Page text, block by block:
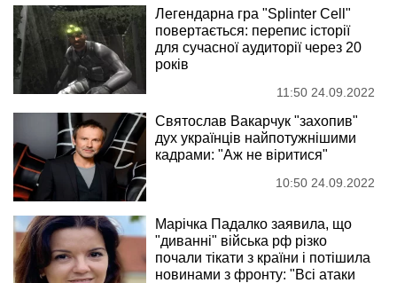
Легендарна гра "Splinter Cell"
повертається: перепис історії
для сучасної аудиторії через 20
років
11:50 24.09.2022
Святослав Вакарчук "захопив"
дух українців найпотужнішими
кадрами: "Аж не віритися"
10:50 24.09.2022
Марічка Падалко заявила, що
"диванні" війська рф різко
почали тікати з країни і потішила
новинами з фронту: "Всі атаки